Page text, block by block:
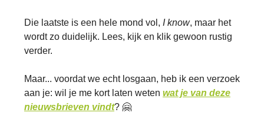
Die laatste is een hele mond vol, I know, maar het
wordt zo duidelijk. Lees, kijk en klik gewoon rustig
verder.
Maar... voordat we echt losgaan, heb ik een verzoek
aan je: wil je me kort laten weten wat je van deze
nieuwsbrieven vindt? 🤗